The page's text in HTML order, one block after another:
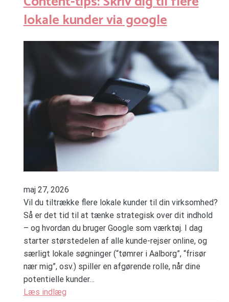
lokale kunder via google
maj 27, 2026
Vil du tiltrække flere lokale kunder til din virksomhed?
Så er det tid til at tænke strategisk over dit indhold
– og hvordan du bruger Google som værktøj. I dag
starter størstedelen af alle kunde-rejser online, og
særligt lokale søgninger (“tømrer i Aalborg”, “frisør
nær mig”, osv.) spiller en afgørende rolle, når dine
potentielle kunder…
Læs indlæg